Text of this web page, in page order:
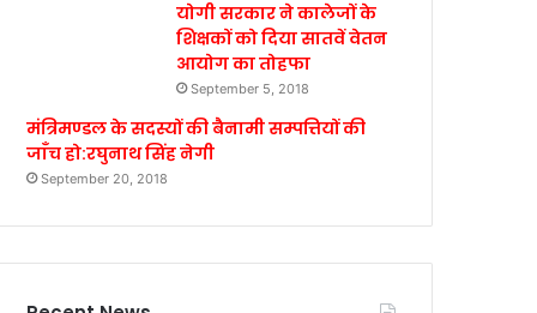
योगी सरकार ने कालेजों के
शिक्षकों को दिया सातवें वेतन
आयोग का तोहफा
September 5, 2018
मंत्रिमण्डल के सदस्यों की बैनामी सम्पत्तियों की
जाँच हो:रघुनाथ सिंह नेगी
September 20, 2018